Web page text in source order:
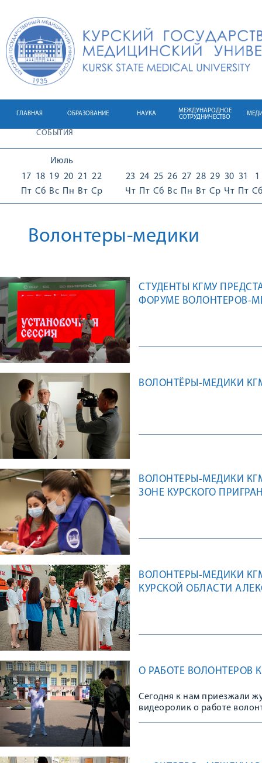
ГЛАВНАЯ ОБРАЗОВАНИЕ НАУКА
МЕЖДУНАРОДНОЕ
СОТРУДНИЧЕСТВО
СОБЫТИЯ
Июль
17
Пт
18
Сб
19
Вс
20
Пн
21
Вт
22
Ср
23
Чт
24
Пт
25
Сб
26
Вс
27
Пн
28
Вт
29
Ср
30
Чт
31
Пт
1
Сб
Волонтеры-медики
СТУДЕНТЫ КГМУ
ФОРУМЕ ВОЛОНТЕРОВ-
ВОЛОНТЁРЫ-МЕДИКИ
ВОЛОНТЕРЫ-МЕДИКИ
ЗОНЕ КУРСКОГО
ВОЛОНТЕРЫ-МЕДИКИ
КУРСКОЙ ОБЛАСТИ
О РАБОТЕ ВОЛОНТЕРОВ
Сегодня к нам приезжали
видеоролик о работе